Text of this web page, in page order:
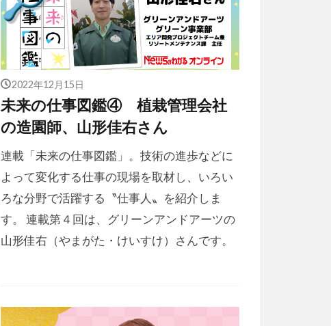
2022年12月15日
未来の仕事図鑑④ 植栽管理会社
の造園師、山形佳右さん
連載「未来の仕事図鑑」。技術の進歩などに
よって変化する仕事の現場を取材し、いろい
ろな分野で活躍する〝仕事人〟を紹介しま
す。 連載第４回は、グリーンアンドアーツの
山形佳右（やまがた・けいすけ）さんです。